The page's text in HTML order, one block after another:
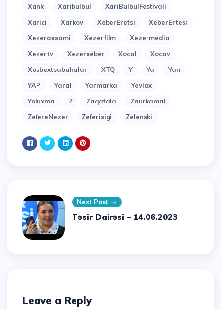
Xank
Xaribulbul
XariBulbulFestivali
Xarici
Xarkov XeberEretsi
XeberErtesi
Xezeraxsami
Xezerfilm
Xezermedia
Xezertv
Xezerxeber Xocal
Xocav
Xosbextsabahalar
XTQ Y Ya
Yan
YAP
Yaral Yarmarka
Yevlax
Yoluxma
Z Zaqatala
Zaurkamal
ZefereNezer
Zeferisigi Zelenski
Next Post
Təsir Dairəsi – 14.06.2023
Leave a Reply